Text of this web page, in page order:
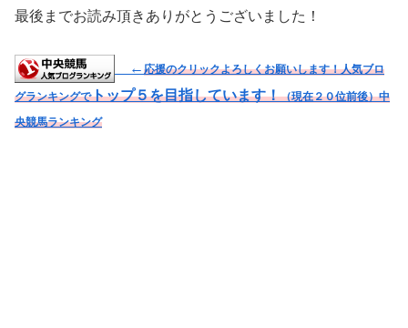
最後までお読み頂きありがとうございました！
← 応援のクリックよろしくお願いします！人気ブロ
グランキングでトップ５を目指しています！（現在２０位前後）中
央競馬ランキング